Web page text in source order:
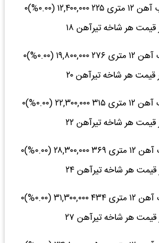
هر شاخه تیرآهن ۱۸ ذوب آهن ۱۲ متری ۲۲۵ ۱۲,۴۰۰,۰۰۰ (۰.۰۰%)۰
قیمت هر شاخه تیرآهن ۱۸
هر شاخه تیرآهن ۲۰ ذوب آهن ۱۲ متری ۲۷۶ ۱۹,۸۰۰,۰۰۰ (۰.۰۰%)۰
قیمت هر شاخه تیرآهن ۲۰
هر شاخه تیرآهن ۲۲ ذوب آهن ۱۲ متری ۳۱۵ ۲۲,۳۰۰,۰۰۰ (۰.۰۰%)۰
قیمت هر شاخه تیرآهن ۲۲
هر شاخه تیرآهن ۲۴ ذوب آهن ۱۲ متری ۳۶۹ ۲۸,۳۰۰,۰۰۰ (۰.۰۰%)۰
قیمت هر شاخه تیرآهن ۲۴
هر شاخه تیرآهن ۲۷ ذوب آهن ۱۲ متری ۴۳۴ ۳۱,۳۰۰,۰۰۰ (۰.۰۰%)۰
قیمت هر شاخه تیرآهن ۲۷